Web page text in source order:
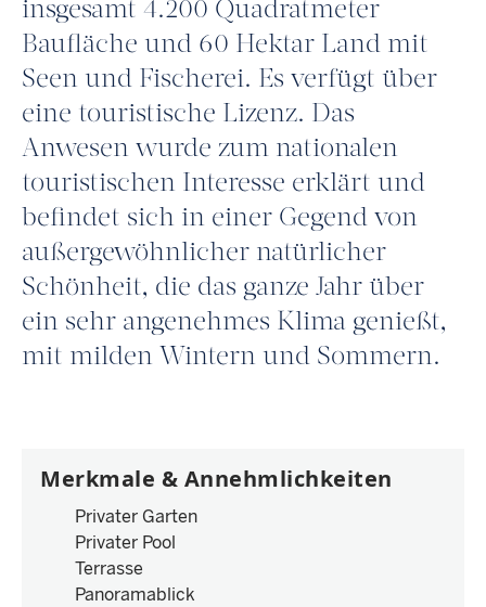
insgesamt 4.200 Quadratmeter
Baufläche und 60 Hektar Land mit
Seen und Fischerei. Es verfügt über
eine touristische Lizenz. Das
Anwesen wurde zum nationalen
touristischen Interesse erklärt und
befindet sich in einer Gegend von
außergewöhnlicher natürlicher
Schönheit, die das ganze Jahr über
ein sehr angenehmes Klima genießt,
mit milden Wintern und Sommern.
Merkmale & Annehmlichkeiten
Privater Garten
Privater Pool
Terrasse
Panoramablick